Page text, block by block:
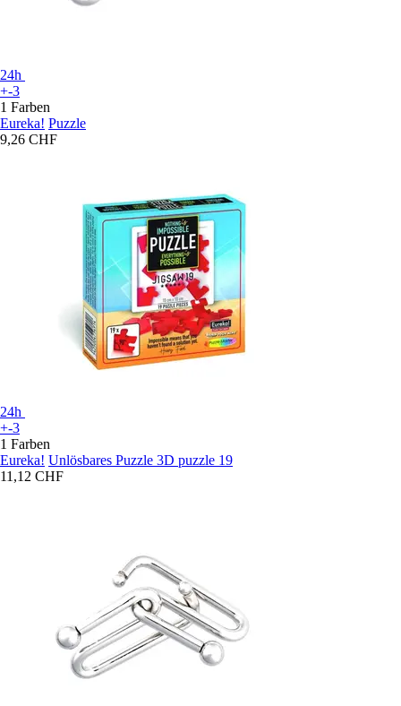
24h
+-3
1 Farben
Eureka! Puzzle
9,26 CHF
24h
+-3
1 Farben
Eureka! Unlösbares Puzzle 3D puzzle 19
11,12 CHF